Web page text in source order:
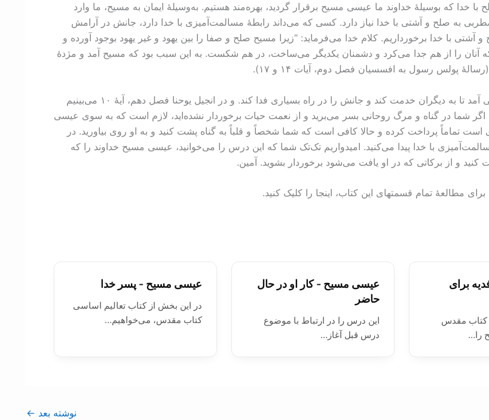
خدا که بوسیلۀ خداوند ما عیسی مسیح برقرار گردید، بهره‌مند هستیم. به‌وسیلۀ ایمان به مسیح، ما وارد
به صلح و آشتی با خدا نیاز دارد. کسی که می‌داند رابطۀ مسالمت‌آمیزی با خدا دارد، جانش در آرامش
با خدا برخورداریم. کلام خدا می‌فرماید: “زیرا مسیح صلح و صفا را بین یهود و غیر یهود بوجود آورده و
آنان را از هم جدا می‌کرد و دشمنان یکدیگر می‌ساخت، در هم شکست. به این سبب بود که مسیح آمد و مژدۀ
پولس رسول به افسسیان فصل دوم، آیات ۱۴ و ۱۷).
خوانندۀ عزیز، در انجیل مرقس فصل دهم، آیۀ ۴۵ می‌بینیم که عیسی آمد تا به دیگران خدمت کند و جانش را در راه بسیاری فدا کند. و در انجیل یوحنا فصل دهم، آیۀ ۱۰ می‌بینیم
اگر شما در گناه و مرگ روحانی بسر می‌برید و از نعمت حیات برخوردار نشده‌اید، لازم است که به سوی عیسی
تماماً پرداخت کرده و حالا کافی است که شما شخصاً و قلباً به گناه پشت کنید و به او روی بیاورید. در
با خدا پیدا می‌کنید. امیدواریم تک‌تک شما که اين درس را می‌خوانيد، عیسی مسیح خداوند را که
و از برکاتی که در او یافت می‌شود برخوردار بشوید. آمین.
مطالعۀ تمام قسمتهای اين کتاب، اينجا را کليک کنيد.
برای
کتاب مقدس
را…
عیسی مسیح - کار او در حال
حاضر
این درس را در ارتباط با موضوع
درس قبل آغاز…
عیسی مسیح - پسر خدا
در اين بخش از کتاب تعاليم اساسی
کتاب مقدس، می‌خواهیم…
نوشته بعد ←